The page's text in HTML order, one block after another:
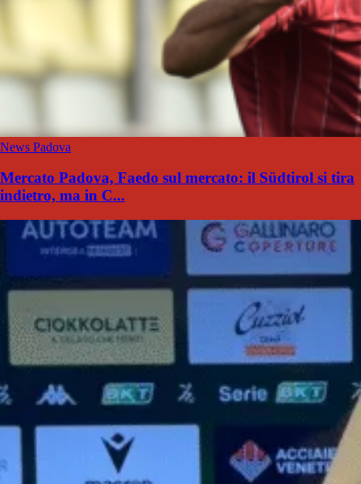
News Padova
Mercato Padova, Faedo sul mercato: il Südtirol si tira
indietro, ma in C...